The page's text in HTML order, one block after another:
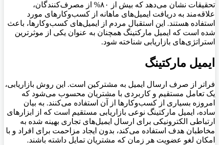
تحقیقات نشان می‌دهد که بیش از ۸۰% از مصرف‌کنندگان،
علاقه‌مند به دریافت ایمیل‌های ماهانه از کسب‌وکارهای مورد
استفاده هستند. این استقبال مردم از ایمیل‌های کسب‌وکارها، باعث
شده است که ایمیل مارکتینگ همچنان به عنوان یکی از موثرترین
استراتژی‌های بازاریابی شناخته شود.
ایمیل مارکتینگ
فراتر از صرف ارسال ایمیل به مشترکین است. این روش بازاریابی،
یک تعامل مستقیم و کاربردی با مشتریان محسوب می‌شود که
امروزه بسیاری از کسب‌وکارها از آن استفاده می‌کنند. به بیان
ساده، ایمیل مارکتینگ نوعی بازاریابی مستقیم است که از ابزارهای
ارتباطی الکترونیکی برای ارسال ایمیل‌های تجاری بهینه شده به
مخاطبان هدف استفاده می‌کند، بدون ایجاد مزاحمت برای افراد و با
امکان لغو عضویت هر زمان که مشتریان تمایل داشته باشند.